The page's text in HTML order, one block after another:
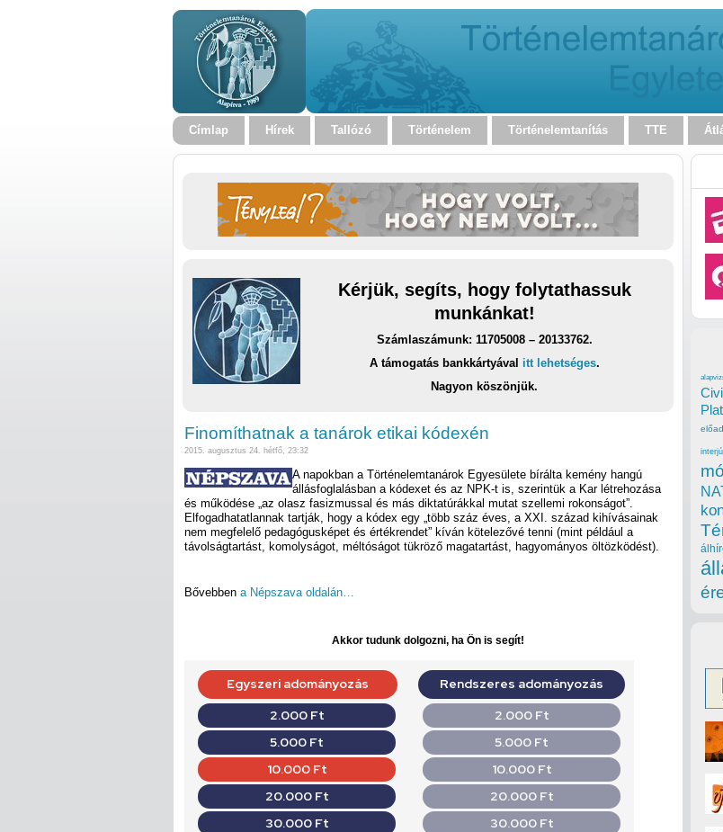
Címlap Hírek Tallózó Történelem Történelemtanítás TTE
Kérjük, segíts, hogy folytathassuk
munkánkat!
Számlaszámunk: 11705008 – 20133762.
A támogatás bankkártyával itt lehetséges.
Nagyon köszönjük.
Finomíthatnak a tanárok etikai kódexén
2015. augusztus 24. hétfő, 23:32
A napokban a Történelemtanárok Egyesülete bírálta kemény hangú
állásfoglalásban a kódexet és az NPK-t is, szerintük a Kar létrehozása
és működése „az olasz fasizmussal és más diktatúrákkal mutat szellemi rokonságot”.
Elfogadhatatlannak tartják, hogy a kódex egy „több száz éves, a XXI. század kihívásainak
nem megfelelő pedagógusképet és értékrendet” kíván kötelezővé tenni (mint például a
távolságtartást, komolyságot, méltóságot tükröző magatartást, hagyományos öltözködést).
Bővebben a Népszava oldalán…
Akkor tudunk dolgozni, ha Ön is segít!
interjú